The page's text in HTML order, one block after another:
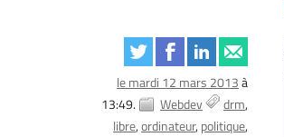
le mardi 12 mars 2013à
13:49.
Webdev
drm
libre ordinateur politique